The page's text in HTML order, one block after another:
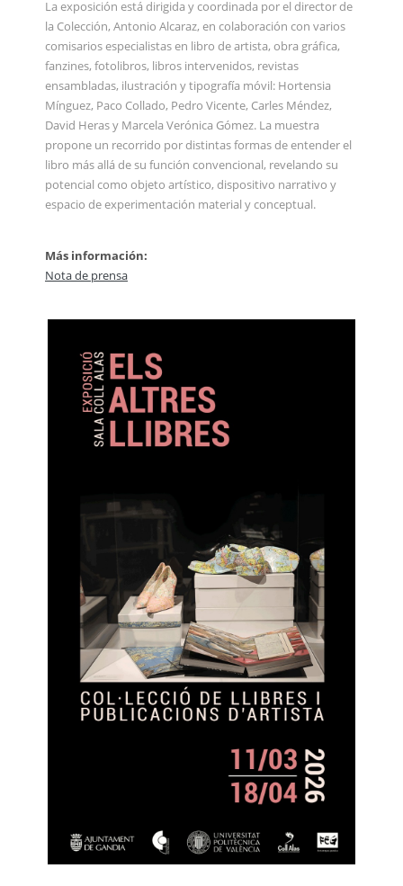
La exposición está dirigida y coordinada por el director de
la Colección, Antonio Alcaraz, en colaboración con varios
comisarios especialistas en libro de artista, obra gráfica,
fanzines, fotolibros, libros intervenidos, revistas
ensambladas, ilustración y tipografía móvil: Hortensia
Mínguez, Paco Collado, Pedro Vicente, Carles Méndez,
David Heras y Marcela Verónica Gómez. La muestra
propone un recorrido por distintas formas de entender el
libro más allá de su función convencional, revelando su
potencial como objeto artístico, dispositivo narrativo y
espacio de experimentación material y conceptual.
Más información:
Nota de prensa